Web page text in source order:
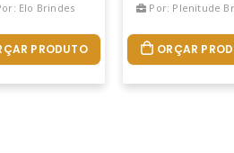
Elo Brindes
PRODUTO
Por: Plenitude
ORÇAR